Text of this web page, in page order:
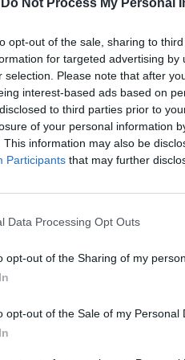
opt-out of the sale, sharing to
for targeted advertising
selection. Please note that after
interest-based ads based on
to third parties prior to
of your personal information
This information may also be
Participants that may further
Data Processing Opt Outs
opt-out of the Sharing of my
opt-out of the Sale of my Personal
concorrenti anche
non è in onda e di far
che si sta
sistemi di check-in e
dai più giovani.
in tv usando tutta la
possibile - ha
Ragazzi, Massimo
alla musica, un
un altro tipo di tv.
con molta
alle esibizioni del talent
di X Factor (Mara
a Gianni Morandi),
Rudy
Trump,
americana